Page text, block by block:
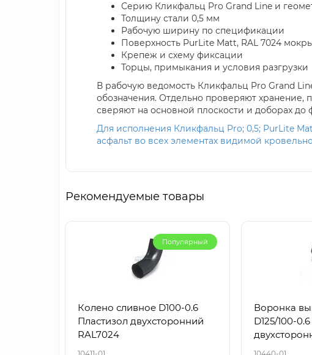
Серию Кликфальц Pro Grand Line и
Толщину стали 0,5 мм
Рабочую ширину по спецификации
Поверхность PurLite Matt, RAL 7024
Крепеж и схему фиксации
Торцы, примыкания и условия разгрузки
В рабочую ведомость Кликфальц Pro Grand
обозначения. Отдельно проверяют хранение,
сверяют на основной плоскости и доборах
Для исполнения Кликфальц Pro; 0,5; PurLite
асфальт во всех элементах видимой
Рекомендуемые товары
Популярный
Колено сливное D100-0.6
Пластизол двухсторонний
RAL7024
Воронка
D125/100-